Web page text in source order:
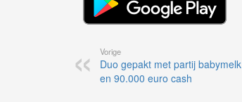
Vorige
Duo gepakt met partij babymelk
en 90.000 euro cash